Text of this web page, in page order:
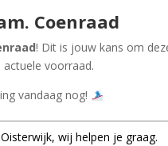
Coenraad
! Dit is jouw kans om
voorraad.
vandaag nog!
wij helpen je graag.